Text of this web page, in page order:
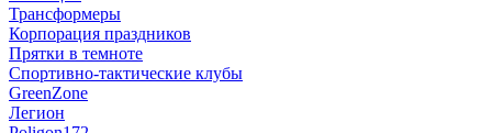
Трансформеры
Корпорация праздников
Прятки в темноте
Спортивно-тактические клубы
GreenZone
Легион